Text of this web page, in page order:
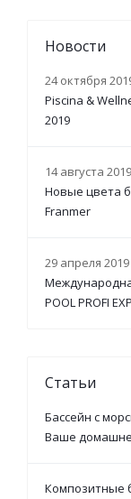
Новости
24 октября
Piscina &
2019
14 августа 2019
Новые цвета
Franmer
29 апреля 2019
POOL PROFI
Статьи
Бассейн с
Ваше
Композитные